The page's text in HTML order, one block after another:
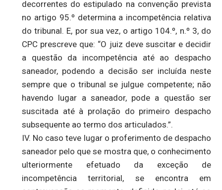
decorrentes do estipulado na convenção prevista
no artigo 95.º determina a incompetência relativa
do tribunal. E, por sua vez, o artigo 104.º, n.º 3, do
CPC prescreve que: “O juiz deve suscitar e decidir
a questão da incompetência até ao despacho
saneador, podendo a decisão ser incluída neste
sempre que o tribunal se julgue competente; não
havendo lugar a saneador, pode a questão ser
suscitada até à prolação do primeiro despacho
subsequente ao termo dos articulados.”.
IV. No caso teve lugar o proferimento de despacho
saneador pelo que se mostra que, o conhecimento
ulteriormente efetuado da exceção de
incompetência territorial, se encontra em